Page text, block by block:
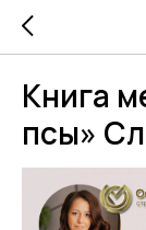
Книга
псы»